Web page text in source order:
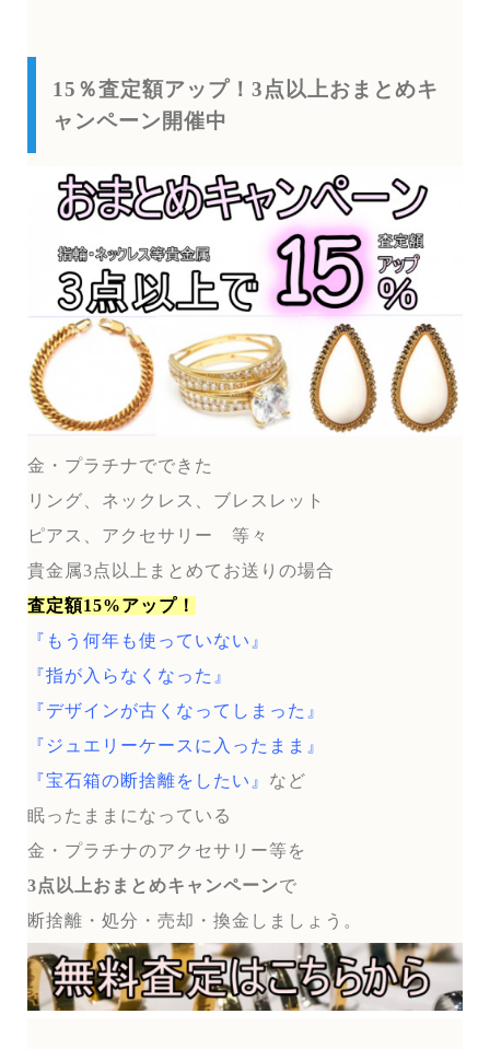
15％査定額アップ！3点以上おまとめキ
ャンペーン開催中
金・プラチナでできた
リング、ネックレス、ブレスレット
ピアス、アクセサリー 等々
貴金属3点以上まとめてお送りの場合
査定額15%アップ！
『もう何年も使っていない』
『指が入らなくなった』
『デザインが古くなってしまった』
『ジュエリーケースに入ったまま』
『宝石箱の断捨離をしたい』 など
眠ったままになっている
金・プラチナのアクセサリー等を
3点以上おまとめキャンペーンで
断捨離・処分・売却・換金しましょう。